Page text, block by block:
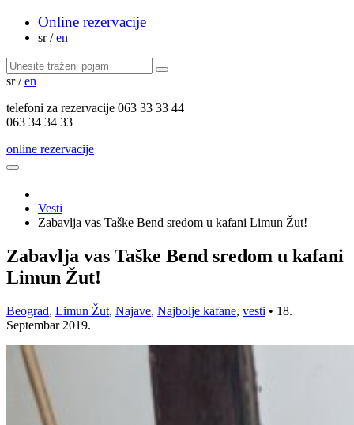
Online rezervacije
sr / en
sr / en
telefoni za rezervacije 063 33 33 44
063 34 34 33
online rezervacije
Vesti
Zabavlja vas Taške Bend sredom u kafani Limun Žut!
Zabavlja vas Taške Bend sredom u kafani
Limun Žut!
Beograd, Limun Žut, Najave, Najbolje kafane, vesti • 18.
Septembar 2019.